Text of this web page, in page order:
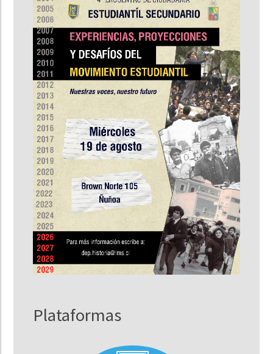
Plataformas